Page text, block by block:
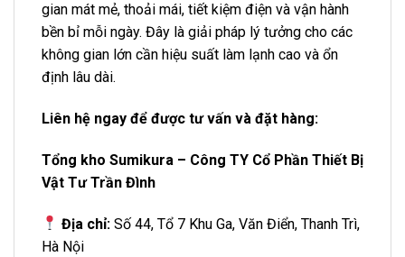
gian mát mẻ, thoải mái, tiết kiệm điện và vận hành
bền bỉ mỗi ngày. Đây là giải pháp lý tưởng cho các
không gian lớn cần hiệu suất làm lạnh cao và ổn
định lâu dài.
Liên hệ ngay để được tư vấn và đặt hàng:
Tổng kho Sumikura – Công TY Cổ Phần Thiết Bị
Vật Tư Trần Đình
Địa chỉ: Số 44, Tổ 7 Khu Ga, Văn Điển, Thanh Trì,
Hà Nội